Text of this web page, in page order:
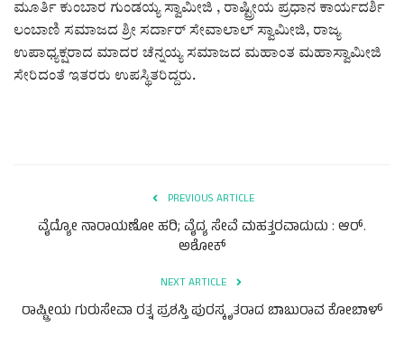
ಮೂರ್ತಿ ಕುಂಬಾರ ಗುಂಡಯ್ಯ ಸ್ವಾಮೀಜಿ , ರಾಷ್ಟ್ರೀಯ ಪ್ರಧಾನ ಕಾರ್ಯದರ್ಶಿ
ಲಂಬಾಣಿ ಸಮಾಜದ ಶ್ರೀ ಸರ್ದಾರ್ ಸೇವಾಲಾಲ್ ಸ್ವಾಮೀಜಿ, ರಾಜ್ಯ
ಉಪಾಧ್ಯಕ್ಷರಾದ ಮಾದರ ಚೆನ್ನಯ್ಯ ಸಮಾಜದ ಮಹಾಂತ ಮಹಾಸ್ವಾಮೀಜಿ
ಸೇರಿದಂತೆ ಇತರರು ಉಪಸ್ಥಿತರಿದ್ದರು.
PREVIOUS ARTICLE
ವೈದ್ಯೋ ನಾರಾಯಣೋ ಹರಿ; ವೈದ್ಯ ಸೇವೆ ಮಹತ್ತರವಾದುದು : ಆರ್.
ಅಶೋಕ್
NEXT ARTICLE
ರಾಷ್ಟ್ರೀಯ ಗುರುಸೇವಾ ರತ್ನ ಪ್ರಶಸ್ತಿ ಪುರಸ್ಕೃತರಾದ ಬಾಬುರಾವ ಕೋಬಾಳ್